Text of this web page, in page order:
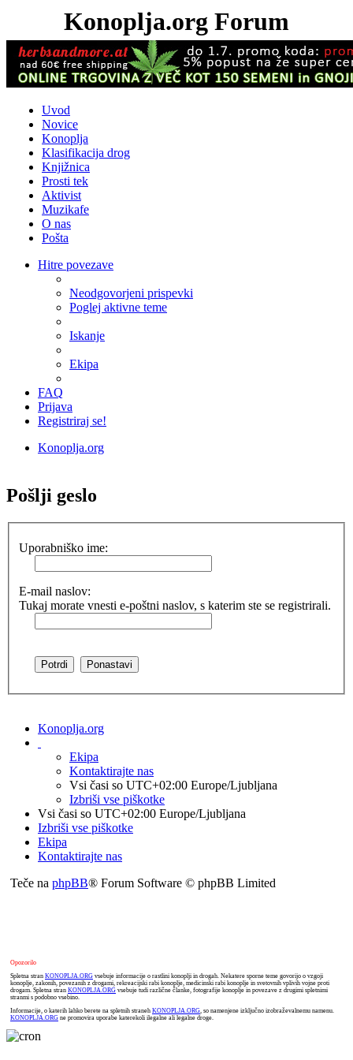
Konoplja.org Forum
Uvod
Novice
Konoplja
Klasifikacija drog
Knjižnica
Prosti tek
Aktivist
Muzikafe
O nas
Pošta
Hitre povezave
Neodgovorjeni prispevki
Poglej aktivne teme
Iskanje
Ekipa
FAQ
Prijava
Registriraj se!
Konoplja.org
Pošlji geslo
Uporabniško ime:
E-mail naslov:
Tukaj morate vnesti e-poštni naslov, s katerim ste se registrirali.
Konoplja.org
Ekipa
Kontaktirajte nas
Vsi časi so UTC+02:00 Europe/Ljubljana
Izbriši vse piškotke
Vsi časi so UTC+02:00 Europe/Ljubljana
Izbriši vse piškotke
Ekipa
Kontaktirajte nas
Teče na phpBB® Forum Software © phpBB Limited
Opozorilo
Spletna stran KONOPLJA.ORG vsebuje informacije o rastlini konoplji in drogah. Nekatere sporne teme govorijo o vzgoji
konoplje, zakonih, povezanih z drogami, rekreacijski rabi konoplje, medicinski rabi konoplje in svetovnih vplivih vojne proti
drogam. Spletna stran KONOPLJA.ORG vsebuje tudi različne članke, fotografije konoplje in povezave z drugimi spletnimi
stranmi s podobno vsebino.
Informacije, o katerih lahko berete na spletnih straneh KONOPLJA.ORG, so namenjene izključno izobraževalnemu namenu.
KONOPLJA.ORG ne promovira uporabe katerekoli ilegalne ali legalne droge.